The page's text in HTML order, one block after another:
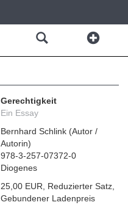
Gerechtigkeit
Ein Essay
Bernhard Schlink (Autor /
Autorin)
978-3-257-07372-0
Diogenes
25,00 EUR
Reduzierter Satz
Gebundener Ladenpreis